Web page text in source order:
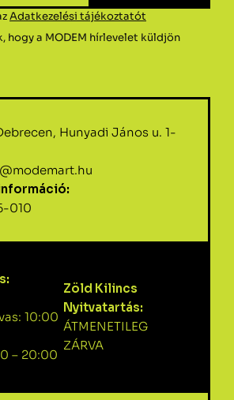
Adatkezelési tájékoztatót
hogy a MODEM hírlevelet küldjön
Hunyadi János u. 1-
010
10:00
– 20:00
Zöld Kilincs
Nyitvatartás:
ÁTMENETILEG
ZÁRVA